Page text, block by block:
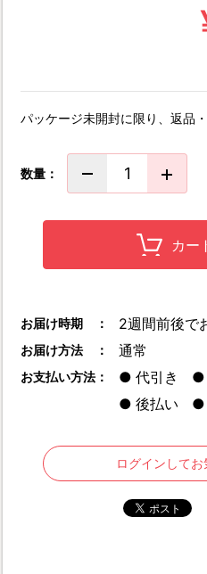
パッケージ未開封に限り、返品・
数量：
カー
お届け時期 ： 2週間前後で
お届け方法 ： 通常
お支払い方法： 代引き
後払い
ログインして